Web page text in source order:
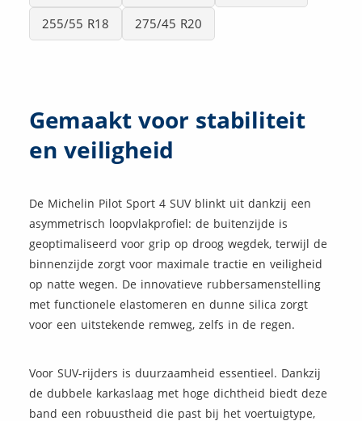
255/55 R18 275/45 R20
Gemaakt voor stabiliteit
en veiligheid
De Michelin Pilot Sport 4 SUV blinkt uit dankzij een
asymmetrisch loopvlakprofiel: de buitenzijde is
geoptimaliseerd voor grip op droog wegdek, terwijl de
binnenzijde zorgt voor maximale tractie en veiligheid
op natte wegen. De innovatieve rubbersamenstelling
met functionele elastomeren en dunne silica zorgt
voor een uitstekende remweg, zelfs in de regen.
Voor SUV-rijders is duurzaamheid essentieel. Dankzij
de dubbele karkaslaag met hoge dichtheid biedt deze
band een robuustheid die past bij het voertuigtype,